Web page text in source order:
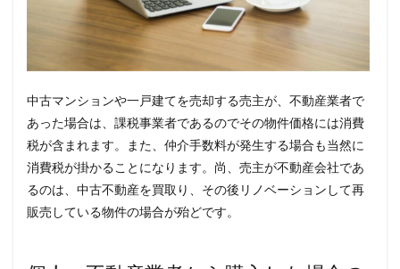
中古マンションや一戸建てを売却する売主が、不動産業者で
あった場合は、課税事業者であるのでその物件価格には消費
税が含まれます。また、仲介手数料が発生する場合も当然に
消費税が掛かることになります。尚、売主が不動産会社であ
るのは、中古不動産を買取り、その後リノベーションして再
販売している物件の場合が殆どです。